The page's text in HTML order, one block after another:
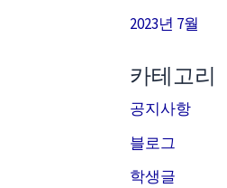
2023년 7월
카테고리
공지사항
블로그
학생글